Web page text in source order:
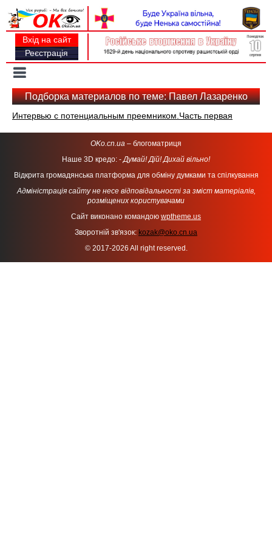
Вхід на сайт
Реєстрація
navigation
Подборка материалов по теме: Павел Лазаренко
Интервью с потенциальным преемником.Часть первая
OKo.cn.ua – блогоматриця
Наше 3D кредо: -Думай! Дій! Дихай вільно!
Відкрита громадянська платформа для обміну думками та спілкування
Адміністрація сайту не несе відповідальності за зміст матеріалів,
розміщених користувачами
Сайт виконано командою wptheme.us
Зворотній зв'язок: kozak@oko.cn.ua
© 2017-2026 All right reserved.